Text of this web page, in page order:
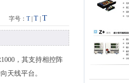
字号： T| T T
，其支持相控阵
天线平台。